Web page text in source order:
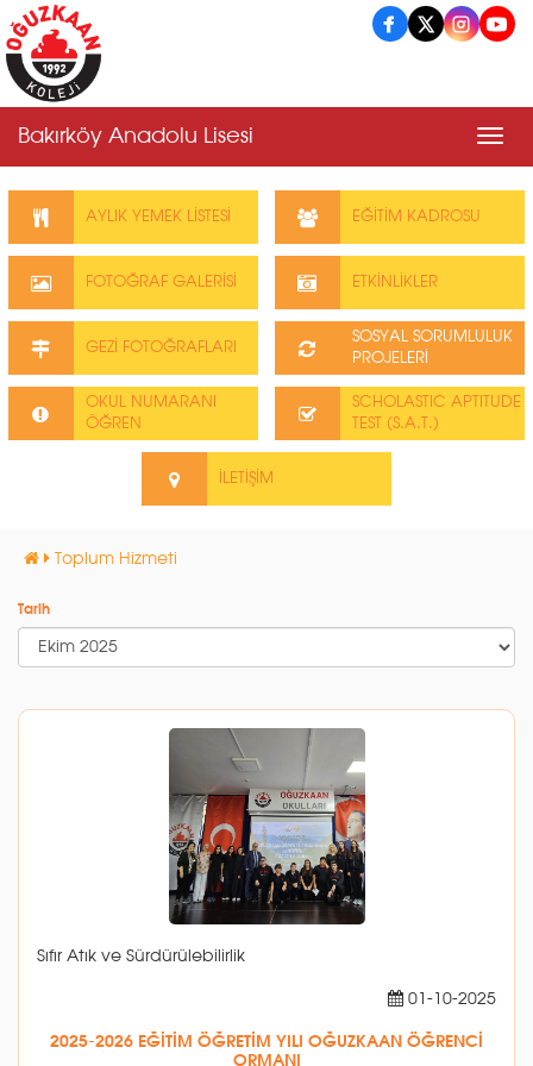
Bakırköy Anadolu Lisesi
Toplum Hizmeti
Tarih
Sıfır Atık ve Sürdürülebilirlik
01-10-2025
2025-2026 EĞİTİM ÖĞRETİM YILI OĞUZKAAN ÖĞRENCİ
ORMANI
AYLIK YEMEK LİSTESİ EĞİTİM KADROSU
FOTOĞRAF GALERİSİ ETKİNLİKLER
GEZİ FOTOĞRAFLARI
SOSYAL SORUMLULUK
PROJELERİ
OKUL NUMARANI
ÖĞREN
SCHOLASTIC APTITUDE
TEST (S.A.T.)
İLETİŞİM